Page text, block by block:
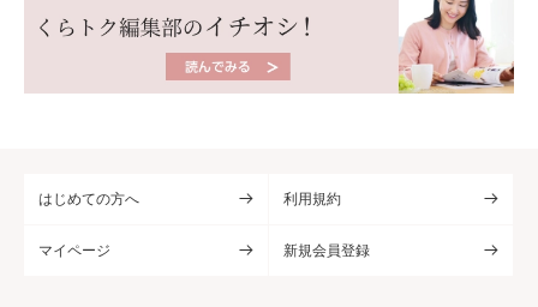
はじめての方へ 利用規約
マイページ 新規会員登録